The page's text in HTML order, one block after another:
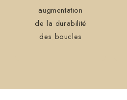
augmentation
de la durabilité
des boucles